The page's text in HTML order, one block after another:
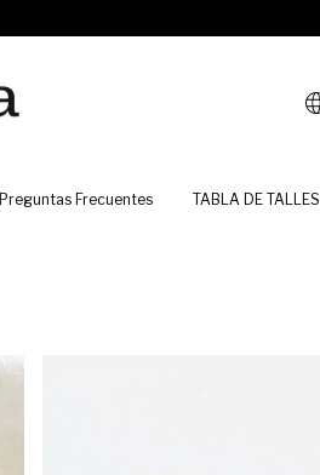
Preguntas Frecuentes TABLA DE TALLES